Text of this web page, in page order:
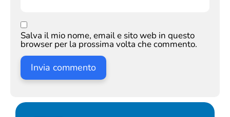
Salva il mio nome, email e sito web in questo
browser per la prossima volta che commento.